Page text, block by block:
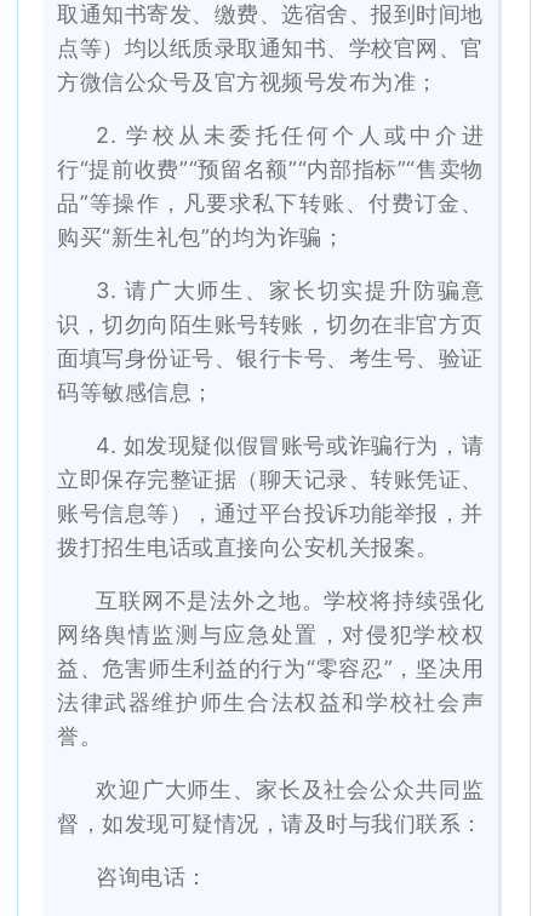
取通知书寄发、缴费、选宿舍、报到时间地
点等）均以纸质录取通知书、学校官网、官
方微信公众号及官方视频号发布为准；
2. 学校从未委托任何个人或中介进
行“提前收费”“预留名额”“内部指标”“售卖物
品”等操作，凡要求私下转账、付费订金、
购买“新生礼包”的均为诈骗；
3. 请广大师生、家长切实提升防骗意
识，切勿向陌生账号转账，切勿在非官方页
面填写身份证号、银行卡号、考生号、验证
码等敏感信息；
4. 如发现疑似假冒账号或诈骗行为，请
立即保存完整证据（聊天记录、转账凭证、
账号信息等），通过平台投诉功能举报，并
拨打招生电话或直接向公安机关报案。
互联网不是法外之地。学校将持续强化
网络舆情监测与应急处置，对侵犯学校权
益、危害师生利益的行为“零容忍”，坚决用
法律武器维护师生合法权益和学校社会声
誉。
欢迎广大师生、家长及社会公众共同监
督，如发现可疑情况，请及时与我们联系：
咨询电话：